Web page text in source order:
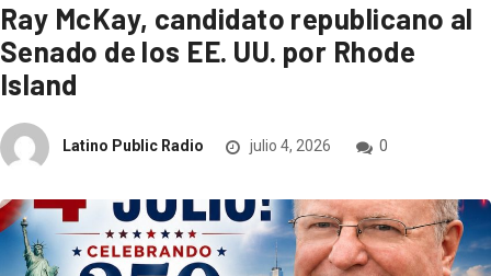
Ray McKay, candidato republicano al
Senado de los EE. UU. por Rhode
Island
Latino Public Radio julio 4, 2026 0